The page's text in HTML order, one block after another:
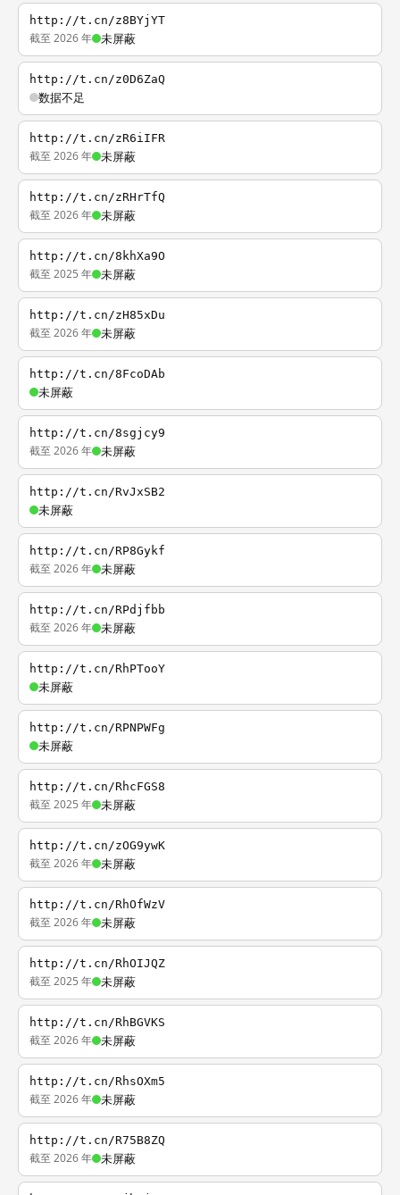
http://t.cn/z8BYjYT
截至 2026 年 未屏蔽
http://t.cn/z0D6ZaQ
数据不足
http://t.cn/zR6iIFR
截至 2026 年 未屏蔽
http://t.cn/zRHrTfQ
截至 2026 年 未屏蔽
http://t.cn/8khXa9O
截至 2025 年 未屏蔽
http://t.cn/zH85xDu
截至 2026 年 未屏蔽
http://t.cn/8FcoDAb
未屏蔽
http://t.cn/8sgjcy9
截至 2026 年 未屏蔽
http://t.cn/RvJxSB2
未屏蔽
http://t.cn/RP8Gykf
截至 2026 年 未屏蔽
http://t.cn/RPdjfbb
截至 2026 年 未屏蔽
http://t.cn/RhPTooY
未屏蔽
http://t.cn/RPNPWFg
未屏蔽
http://t.cn/RhcFGS8
截至 2025 年 未屏蔽
http://t.cn/zOG9ywK
截至 2026 年 未屏蔽
http://t.cn/RhOfWzV
截至 2026 年 未屏蔽
http://t.cn/RhOIJQZ
截至 2025 年 未屏蔽
http://t.cn/RhBGVKS
截至 2026 年 未屏蔽
http://t.cn/RhsOXm5
截至 2026 年 未屏蔽
http://t.cn/R75B8ZQ
截至 2026 年 未屏蔽